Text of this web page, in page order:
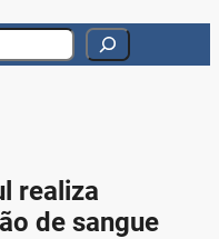
realiza
de sangue